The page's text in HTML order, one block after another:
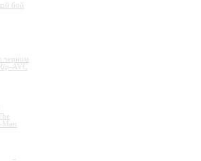
бой
черном
AVC
Man